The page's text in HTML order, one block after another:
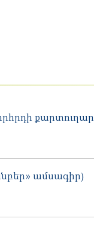
քարտուղար
ամսագիր)